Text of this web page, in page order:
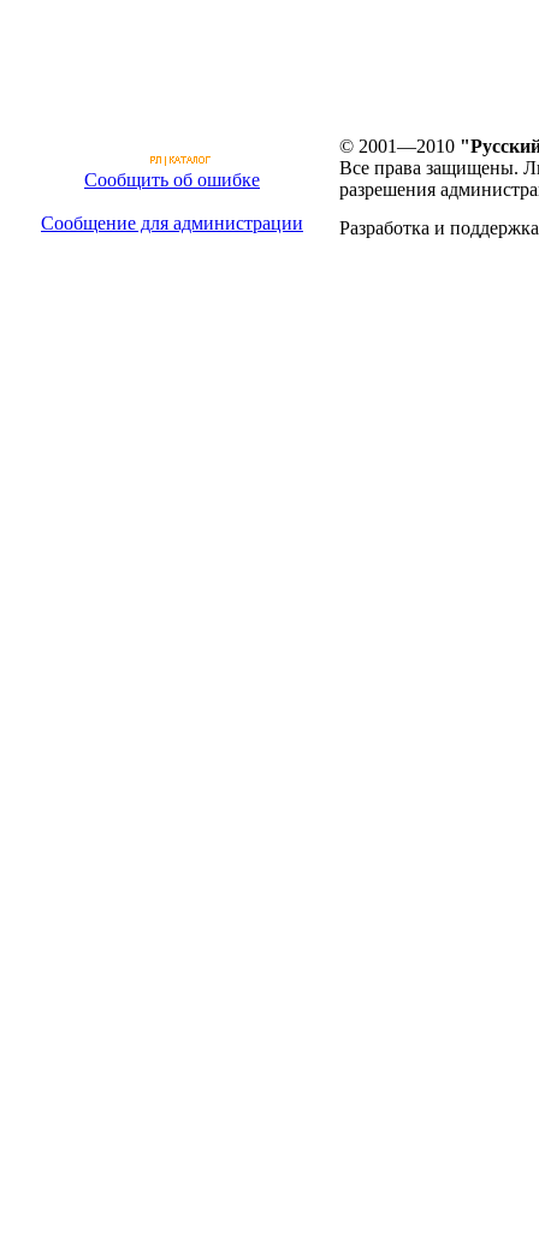
Сообщить об ошибке
Сообщение для администрации
© 2001—2010
Все права защищены.
разрешения
Разработка и